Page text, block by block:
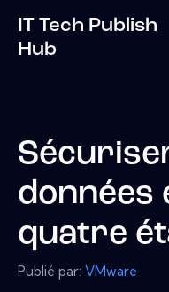
IT Tech Publish
Hub
données
quatre
Publié par: VMware